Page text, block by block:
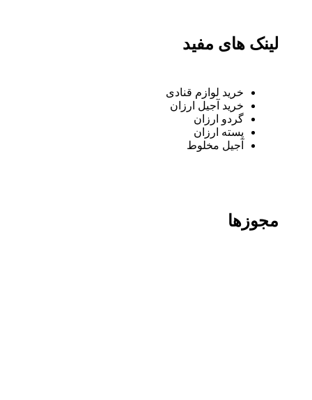
لینک های مفید
خرید لوازم قنادی
خرید آجیل ارزان
گردو ارزان
پسته ارزان
آجیل مخلوط
مجوزها